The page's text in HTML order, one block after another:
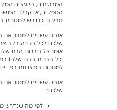
המבטחים, היועצים
הספקים, או קבלני
סבירה וכנדרש למטרות
אנחנו עשויים למסור את
שלכם לכל חברה
אומר כל חברות הבת
וכל חברות הבת שלה)
למטרות המצוינות
אנחנו עשויים למסור את
שלכם:
לפי מה שנדרש